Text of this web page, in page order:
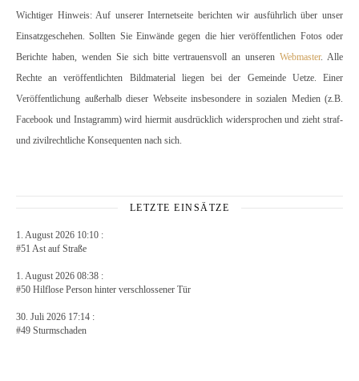
Wichtiger Hinweis: Auf unserer Internetseite berichten wir ausführlich über unser
Einsatzgeschehen. Sollten Sie Einwände gegen die hier veröffentlichen Fotos oder
Berichte haben, wenden Sie sich bitte vertrauensvoll an unserenWebmaster. Alle
Rechte an veröffentlichten Bildmaterial liegen bei der Gemeinde Uetze. Einer
Veröffentlichung außerhalb dieser Webseite insbesondere in sozialen Medien (z.B.
Facebook und Instagramm) wird hiermit ausdrücklich widersprochen und zieht straf-
und zivilrechtliche Konsequenten nach sich.
LETZTE EINSÄTZE
1. August 2026 10:10 :
#51 Ast auf Straße
1. August 2026 08:38 :
#50 Hilflose Person hinter verschlossener Tür
30. Juli 2026 17:14 :
#49 Sturmschaden